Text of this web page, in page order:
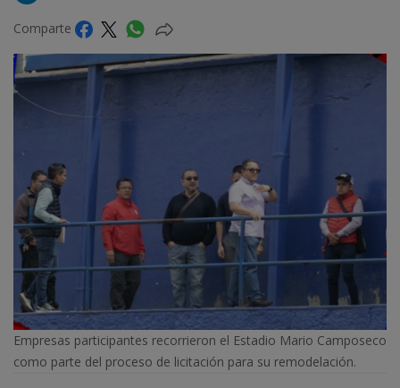
Comparte
Empresas participantes recorrieron el Estadio Mario Camposeco
como parte del proceso de licitación para su remodelación.